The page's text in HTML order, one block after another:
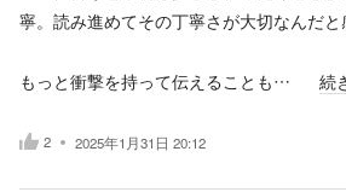
寧。読み進めてその丁寧さが大切なんだと
もっと衝撃を持って伝えることも… 続
2 2025年1月31日 20:12